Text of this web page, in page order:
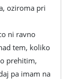
oziroma pri
ni ravno
tem, koliko
prehitim,
pa imam na